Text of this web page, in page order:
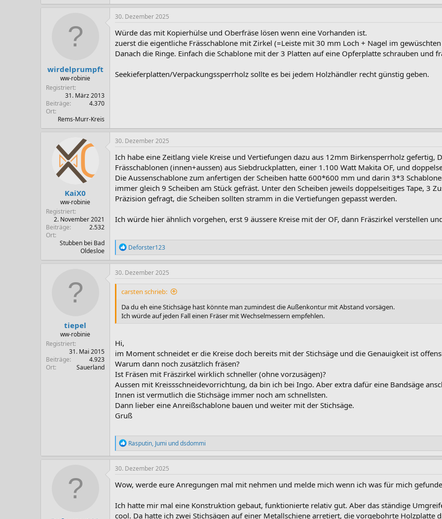
wirdelprumpft
ww-robinie
Registriert
31. März 2013
Beiträge
4.370
Ort
Rems-Murr-Kreis
30. Dezember 2025
Würde das mit Kopierhülse und Oberfräse lösen wenn eine Vorhanden ist.
zuerst die eigentliche Frässchablone mit Zirkel (=Leiste mit 30 mm Loch + Nagel im
Danach die Ringe. Einfach die Schablone mit der 3 Platten auf eine Opferplatte schrauben und
Seekieferplatten/Verpackungssperrholz sollte es bei jedem Holzhändler recht günstig geben.
KaiX0
ww-robinie
Registriert
2. November 2021
Beiträge
2.532
Ort
Stubben bei Bad
Oldesloe
30. Dezember 2025
Ich habe eine Zeitlang viele Kreise und Vertiefungen dazu aus 12mm Birkensperrholz gefertig,
Frässchablonen (innen+aussen) aus Siebdruckplatten, einer 1.100 Watt Makita OF, und
Die Aussenschablone zum anfertigen der Scheiben hatte 600*600 mm und darin 3*3
immer gleich 9 Scheiben am Stück gefräst. Unter den Scheiben jeweils doppelseitiges Tape, 3
Präzision gefragt, die Scheiben sollten stramm in die Vertiefungen gepasst werden.
Ich würde hier ähnlich vorgehen, erst 9 äussere Kreise mit der OF, dann Fräszirkel verstellen
R
e
a
k
o
e
n
Deforster123
tiepel
ww-robinie
Registriert
31. Mai 2015
Beiträge
4.923
Ort
Sauerland
30. Dezember 2025
carsten schrieb:
Da du eh eine Stichsäge hast könnte man zumindest die Außenkontur mit Abstand vorsägen.
Ich würde auf jeden Fall einen Fräser mit Wechselmessern empfehlen.
Hi,
im Moment schneidet er die Kreise doch bereits mit der Stichsäge und die Genauigkeit ist
Warum dann noch zusätzlich fräsen?
Ist Fräsen mit Fräszirkel wirklich schneller (ohne vorzusägen)?
Aussen mit Kreissschneidevorrichtung, da bin ich bei Ingo. Aber extra dafür eine Bandsäge
Innen ist vermutlich die Stichsäge immer noch am schnellsten.
Dann lieber eine Anreißschablone bauen und weiter mit der Stichsäge.
Gruß
R
e
a
k
i
o
e
n
Rasputin, Jumi unddsdommi
30. Dezember 2025
Wow, werde eure Anregungen mal mit nehmen und melde mich wenn ich was für mich
Ich hatte mir mal eine Konstruktion gebaut, funktionierte relativ gut. Aber das ständige
cool. Da hatte ich zwei Stichsägen auf einer Metallschiene arretiert, die vorgebohrte Holzplatte